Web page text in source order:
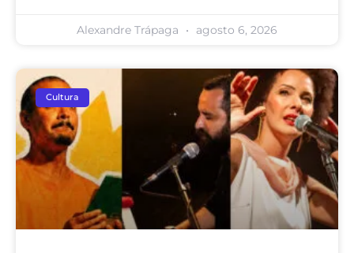
Alexandre Trápaga agosto 6, 2026
Cultura